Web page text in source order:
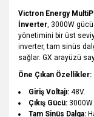
Victron Energy
İnverter, 3000W
yönetimini bir üst
inverter, tam sinüs
sağlar. GX arayüzü
Öne Çıkan Özellikler:
Giriş Voltajı: 48V.
Çıkış Gücü: 3000W.
Tam Sinüs Dalga: